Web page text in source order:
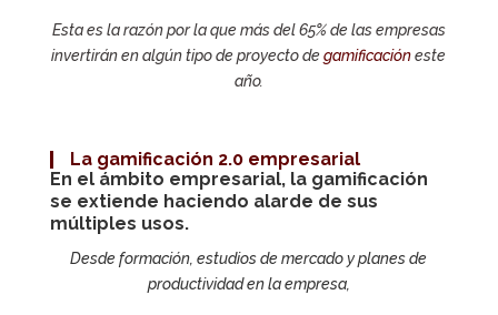
Esta es la razón por la que más del 65% de las empresas
invertirán en algún tipo de proyecto degamificacióneste
año.
La gamificación 2.0 empresarial
En el ámbito empresarial, la gamificación
se extiende haciendo alarde de sus
múltiples usos.
Desde formación, estudios de mercado y planes de
productividad en la empresa,